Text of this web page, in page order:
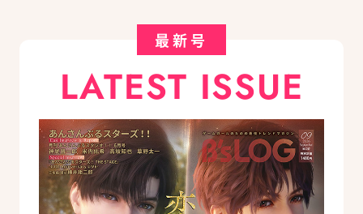
最新号
LATEST ISSUE